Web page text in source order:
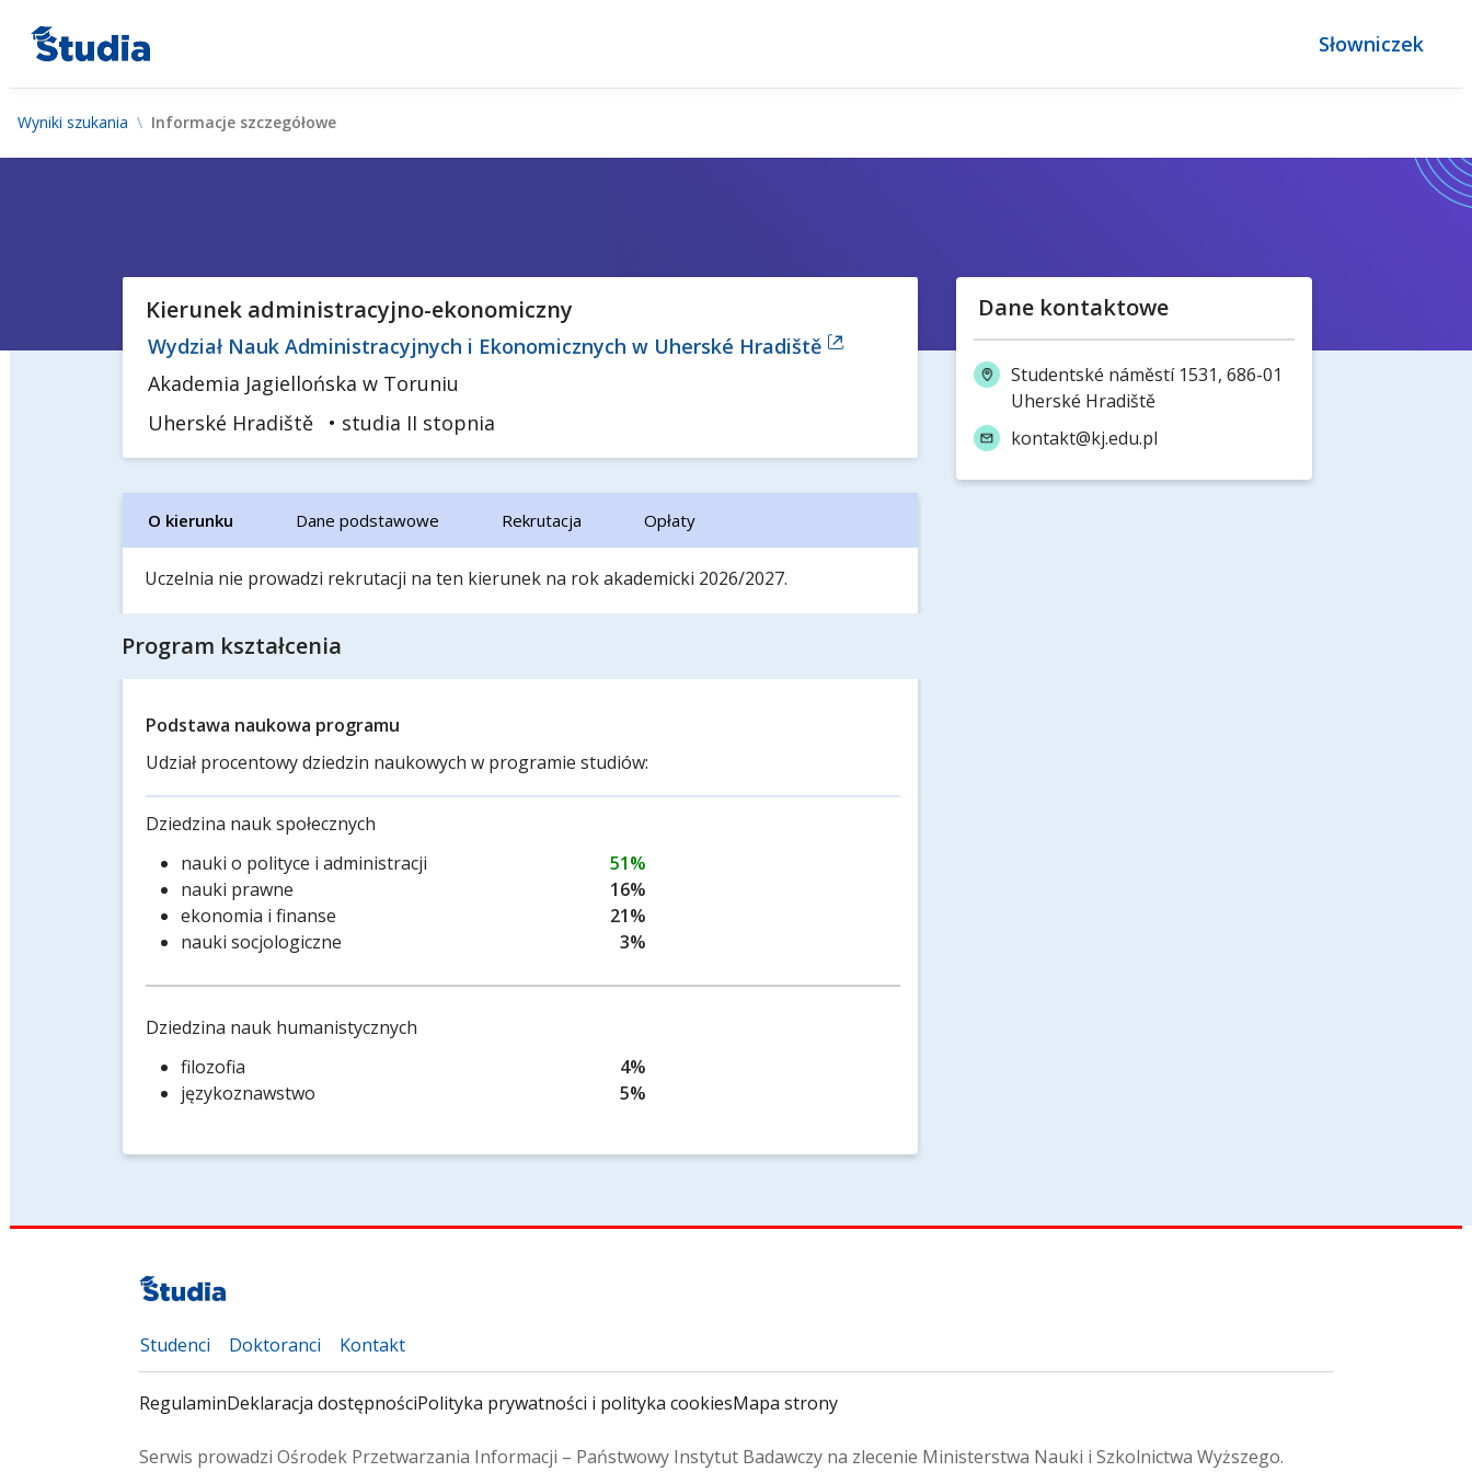
Słowniczek
Wyniki szukania Informacje szczegółowe
Kierunek administracyjno-ekonomiczny
Wydział Nauk Administracyjnych i Ekonomicznych w Uherské Hradiště
Akademia Jagiellońska w Toruniu
Uherské Hradiště
• studia II stopnia
O kierunku Dane podstawowe Rekrutacja Opłaty
Uczelnia nie prowadzi rekrutacji na ten kierunek na rok akademicki 2026/2027.
Program kształcenia
Podstawa naukowa programu
Udział procentowy dziedzin naukowych w programie studiów:
Dziedzina nauk społecznych
nauki o polityce i administracji
51%
nauki prawne
16%
ekonomia i finanse
21%
nauki socjologiczne
3%
Dziedzina nauk humanistycznych
filozofia
4%
językoznawstwo
5%
Dane kontaktowe
Studentské náměstí 1531, 686-01
Uherské Hradiště
kontakt@kj.edu.pl
Studenci Doktoranci Kontakt
RegulaminDeklaracja dostępnościPolityka prywatności i polityka cookiesMapa strony
Serwis prowadzi Ośrodek Przetwarzania Informacji – Państwowy Instytut Badawczy na zlecenie Ministerstwa Nauki i Szkolnictwa Wyższego.